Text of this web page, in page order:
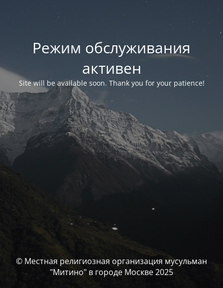
Режим обслуживания
активен
Site will be available soon. Thank you for your patience!
© Местная религиозная организация мусульман
"Митино" в городе Москве 2025